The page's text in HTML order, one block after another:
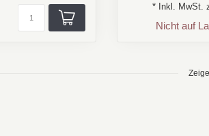
* Inkl. MwSt.
Nicht auf
Zeige